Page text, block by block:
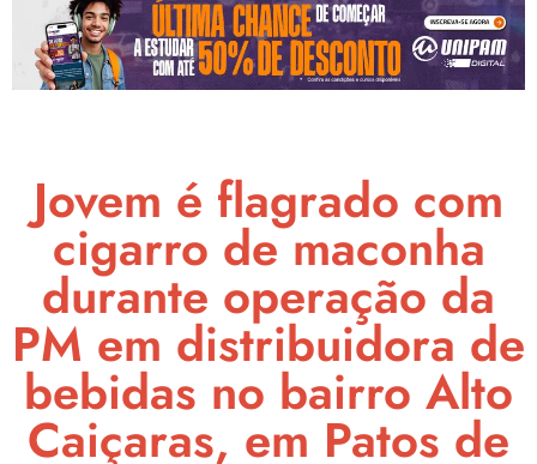
Jovem é flagrado com
cigarro de maconha
durante operação da
PM em distribuidora de
bebidas no bairro Alto
Caiçaras, em Patos de